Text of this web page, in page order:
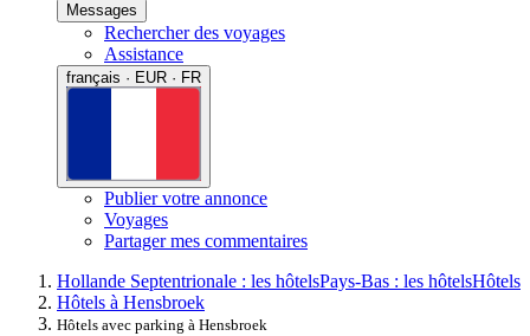
Messages
Rechercher des voyages
Assistance
français · EUR · FR
Publier votre annonce
Voyages
Partager mes commentaires
Hollande Septentrionale : les hôtelsPays-Bas : les hôtelsHôtels
Hôtels à Hensbroek
Hôtels avec parking à Hensbroek